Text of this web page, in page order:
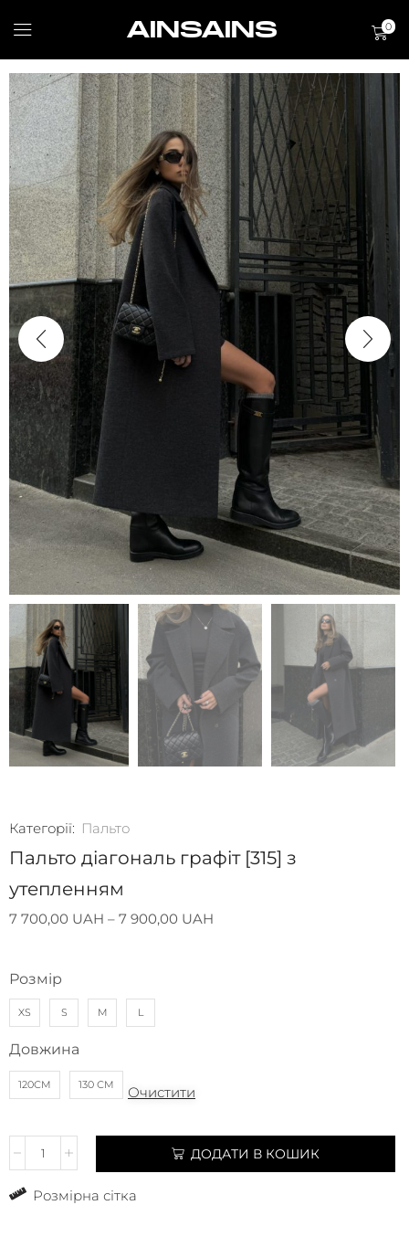
AINSAINS 0
Категорії: Пальто
Пальто діагональ графіт [315] з
утепленням
7 700,00 UAH – 7 900,00 UAH
Розмір
XS S M L
Довжина
120СМ 130 СМ Очистити
ДОДАТИ В КОШИК
Розмірна сітка